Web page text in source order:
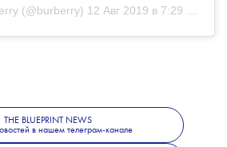
(@burberry) 12 Авг 2019 в 7:29 PDT
THE BLUEPRINT NEWS
в нашем телеграм-канале